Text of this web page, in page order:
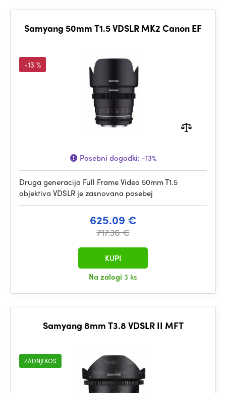
Samyang 50mm T1.5 VDSLR MK2 Canon EF
-13 %
Posebni dogodki: -13%
Druga generacija Full Frame Video 50mm T1.5
objektiva VDSLR je zasnovana posebej
625.09 €
717.36 €
Na zalogi 3 ks
KUPI
Samyang 8mm T3.8 VDSLR II MFT
ZADNJI KOS